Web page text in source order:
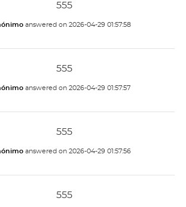
555
answered on 2026-04-29 01:57:58
555
answered on 2026-04-29 01:57:57
555
answered on 2026-04-29 01:57:56
555